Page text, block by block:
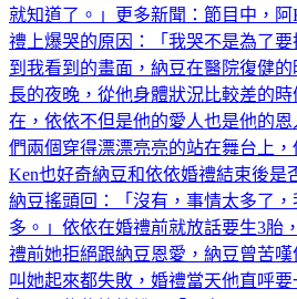
就知道了。」更多新聞：節目中，
禮上爆哭的原因：「我哭不是為了
到我看到的畫面，納豆在醫院復健
長的夜晚，從他身體狀況比較差的
在，依依不但是他的愛人也是他的
們兩個穿得漂漂亮亮的站在舞台上
Ken也好奇納豆和依依婚禮結束後是
納豆搖頭回：「沒有，事情太多了
多。」依依在婚禮前就放話要生3胎
禮前她拒絕跟納豆恩愛，納豆曾苦
叫她起來都失敗，婚禮當天他直呼